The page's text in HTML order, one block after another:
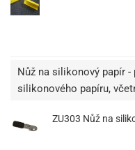
Nůž na silikonový papír
silikonového papíru,
ZU303 Nůž na